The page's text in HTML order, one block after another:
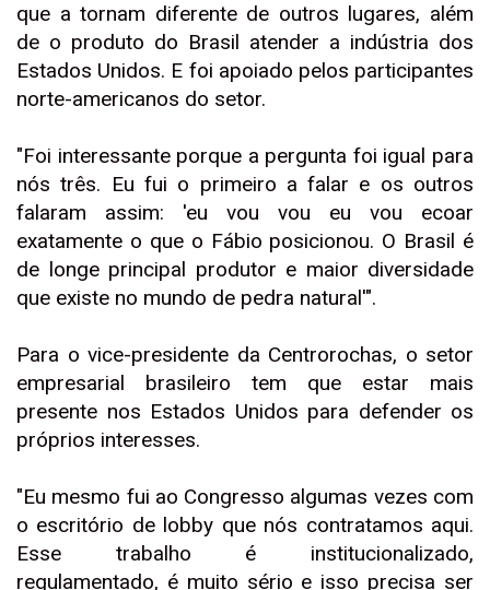
que a tornam diferente de outros lugares, além
de o produto do Brasil atender a indústria dos
Estados Unidos. E foi apoiado pelos participantes
norte-americanos do setor.
"Foi interessante porque a pergunta foi igual para
nós três. Eu fui o primeiro a falar e os outros
falaram assim: 'eu vou vou eu vou ecoar
exatamente o que o Fábio posicionou. O Brasil é
de longe principal produtor e maior diversidade
que existe no mundo de pedra natural'".
Para o vice-presidente da Centrorochas, o setor
empresarial brasileiro tem que estar mais
presente nos Estados Unidos para defender os
próprios interesses.
"Eu mesmo fui ao Congresso algumas vezes com
o escritório de lobby que nós contratamos aqui.
Esse trabalho é institucionalizado,
regulamentado, é muito sério e isso precisa ser